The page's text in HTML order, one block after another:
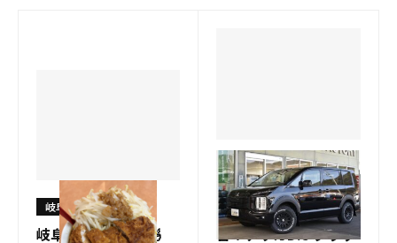
岐阜ラーメン堪能🍜
岐阜北店
🚙【お得な中古車情
報】特別感あふれる一
台！デリカD:5 ブラッ
岐阜北店